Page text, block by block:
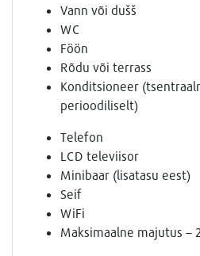
Vann või dušš
WC
Föön
Rõdu või terrass
Konditsioneer
perioodiliselt)
Telefon
LCD televiisor
Minibaar (lisatasu eest)
Seif
WiFi
Maksimaalne majutus –